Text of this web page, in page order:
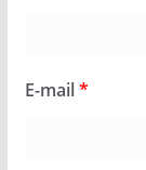
E-mail*